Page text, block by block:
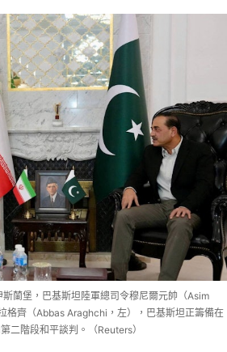
蘭堡，巴基斯坦陸軍總司令穆尼爾元帥（Asim
格齊（Abbas Araghchi，左），巴基斯坦正籌備在
二階段和平談判。（Reuters）